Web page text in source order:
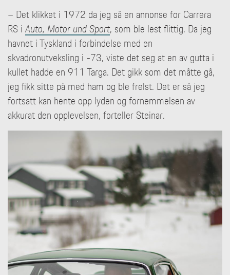
– Det klikket i 1972 da jeg så en annonse for Carrera
RS i Auto, Motor und Sport, som ble lest flittig. Da jeg
havnet i Tyskland i forbindelse med en
skvadronutveksling i -73, viste det seg at en av gutta i
kullet hadde en 911 Targa. Det gikk som det måtte gå,
jeg fikk sitte på med ham og ble frelst. Det er så jeg
fortsatt kan hente opp lyden og fornemmelsen av
akkurat den opplevelsen, forteller Steinar.